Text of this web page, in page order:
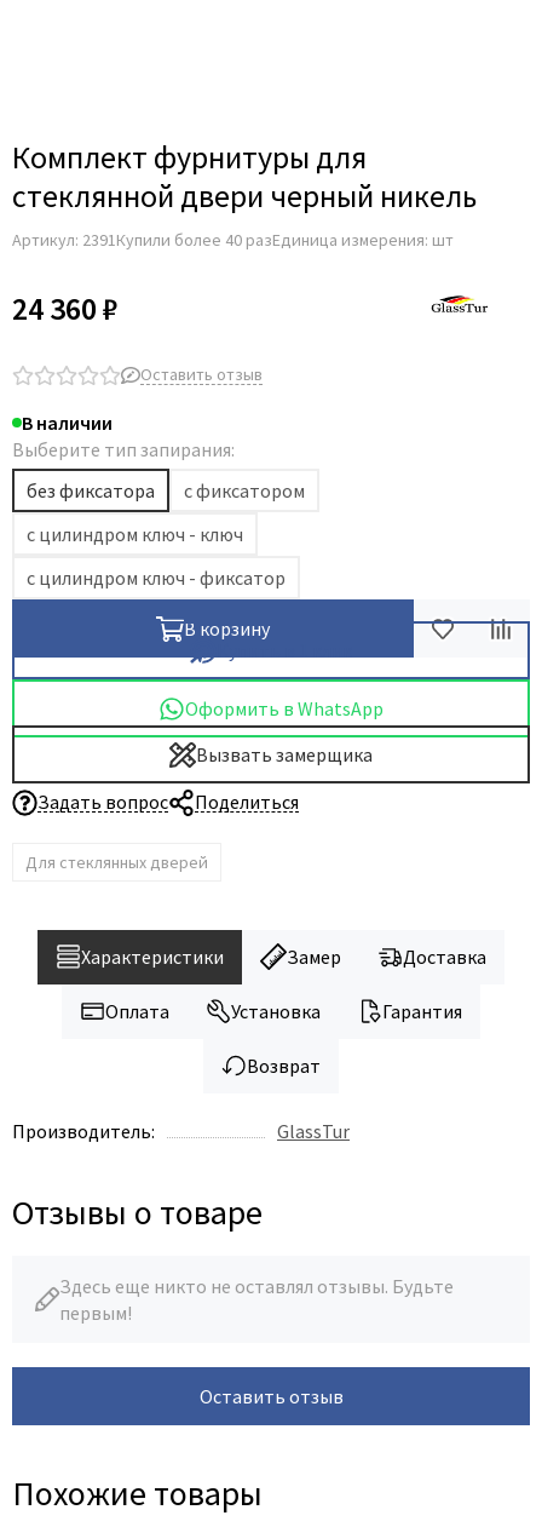
Комплект фурнитуры для
стеклянной двери черный никель
Артикул: 2391Купили более 40 разЕдиница измерения: шт
24 360 ₽
Оставить отзыв
В наличии
Выберите тип запирания:
без фиксатора
с фиксатором
с цилиндром ключ - ключ
с цилиндром ключ - фиксатор
В корзину
Оформить в WhatsApp
Вызвать замерщика
Задать вопрос
Поделиться
Для стеклянных дверей
Характеристики Замер Доставка
Оплата Установка Гарантия
Возврат
Производитель: GlassTur
Отзывы о товаре
Здесь еще никто не оставлял отзывы. Будьте
первым!
Оставить отзыв
Похожие товары